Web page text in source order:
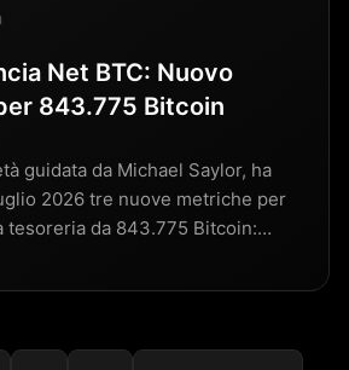
Net BTC: Nuovo
843.775 Bitcoin
guidata da Michael Saylor, ha
2026 tre nuove metriche per
tesoreria da 843.775 Bitcoin: